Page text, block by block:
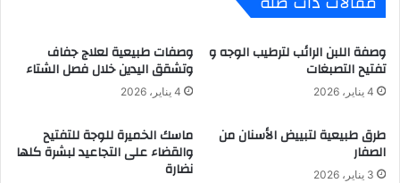
وصفة اللبن الرائب لترطيب الوجه و
تفتيح التصبغات
4 يناير، 2026
وصفات طبيعية لعلاج جفاف
وتشقق اليدين خلال فصل الشتاء
4 يناير، 2026
طرق طبيعية لتبييض الأسنان من
الصفار
3 يناير، 2026
ماسك الخميرة للوجة للتفتيح
والقضاء على التجاعيد لبشرة كلها
نضارة